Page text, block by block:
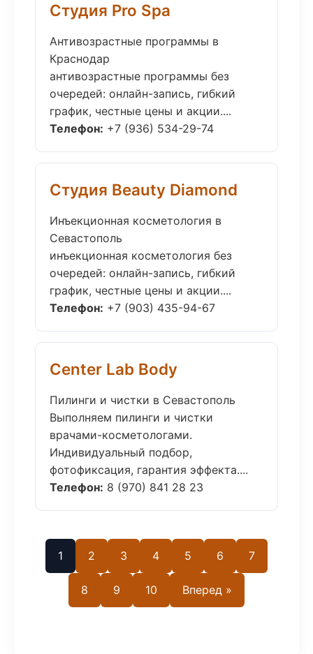
Студия Pro Spa
Антивозрастные программы в
Краснодар
антивозрастные программы без
очередей: онлайн-запись, гибкий
график, честные цены и акции....
Телефон: +7 (936) 534-29-74
Студия Beauty Diamond
Инъекционная косметология в
Севастополь
инъекционная косметология без
очередей: онлайн-запись, гибкий
график, честные цены и акции....
Телефон: +7 (903) 435-94-67
Center Lab Body
Пилинги и чистки в Севастополь
Выполняем пилинги и чистки
врачами-косметологами.
Индивидуальный подбор,
фотофиксация, гарантия эффекта....
Телефон: 8 (970) 841 28 23
1 2 3 4 5 6 7
8 9 10 Вперед »